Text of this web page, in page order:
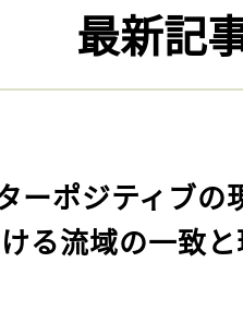
最新記
ーポジティブの
る流域の一致